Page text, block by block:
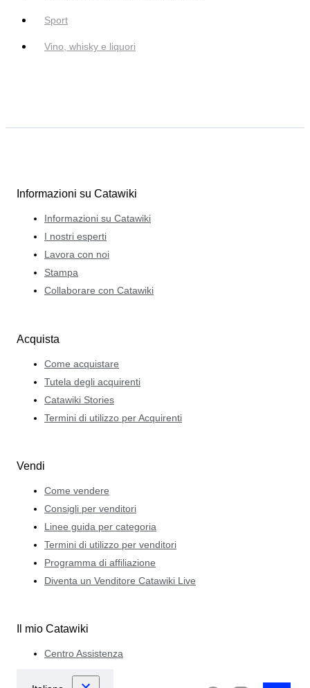
Sport
Vino, whisky e liquori
Informazioni su Catawiki
Informazioni su Catawiki
I nostri esperti
Lavora con noi
Stampa
Collaborare con Catawiki
Acquista
Come acquistare
Tutela degli acquirenti
Catawiki Stories
Termini di utilizzo per Acquirenti
Vendi
Come vendere
Consigli per venditori
Linee guida per categoria
Termini di utilizzo per venditori
Programma di affiliazione
Diventa un Venditore Catawiki Live
Il mio Catawiki
Centro Assistenza